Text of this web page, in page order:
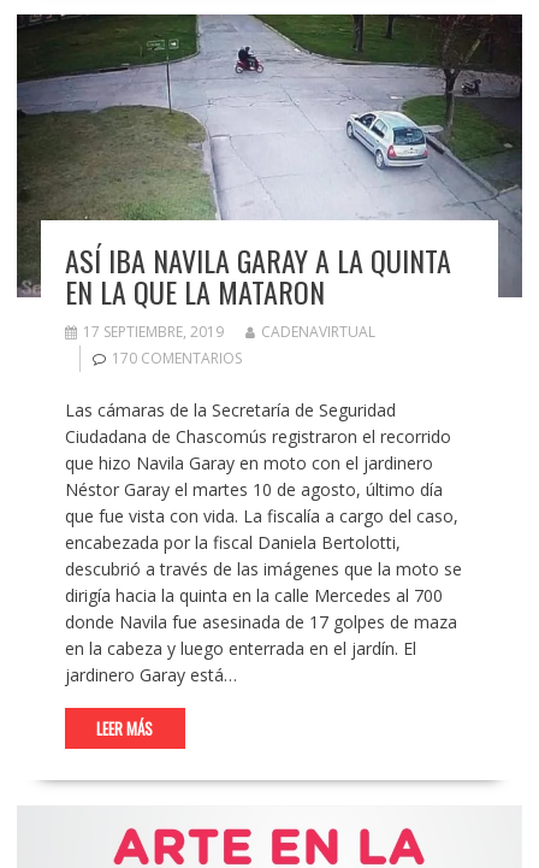
ASÍ IBA NAVILA GARAY A LA QUINTA
EN LA QUE LA MATARON
17 SEPTIEMBRE, 2019
CADENAVIRTUAL
170 COMENTARIOS
Las cámaras de la Secretaría de Seguridad
Ciudadana de Chascomús registraron el recorrido
que hizo Navila Garay en moto con el jardinero
Néstor Garay el martes 10 de agosto, último día
que fue vista con vida. La fiscalía a cargo del caso,
encabezada por la fiscal Daniela Bertolotti,
descubrió a través de las imágenes que la moto se
dirigía hacia la quinta en la calle Mercedes al 700
donde Navila fue asesinada de 17 golpes de maza
en la cabeza y luego enterrada en el jardín. El
jardinero Garay está…
LEER MÁS